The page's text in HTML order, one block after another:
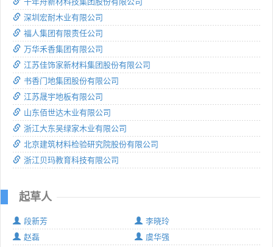
深圳宏耐木业有限公司
福人集团有限责任公司
万华禾香集团有限公司
江苏佳饰家新材料集团股份有限公司
书香门地集团股份有限公司
江苏晟宇地板有限公司
山东佰世达木业有限公司
浙江大东吴绿家木业有限公司
北京建筑材料检验研究院股份有限公司
浙江贝玛教育科技有限公司
起草人
段新芳
李晓玲
赵磊
虞华强